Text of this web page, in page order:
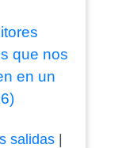
que nos
en un
salidas|